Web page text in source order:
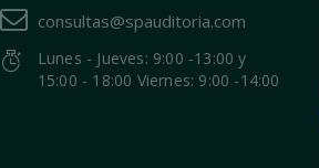
consultas@spauditoria.com
Lunes - Jueves: 9:00 -13:00 y
15:00 - 18:00 Viernes: 9:00 -14:00